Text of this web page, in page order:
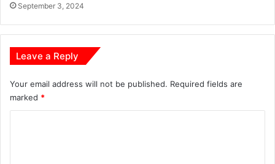
September 3, 2024
Leave a Reply
Your email address will not be published. Required fields are
marked *